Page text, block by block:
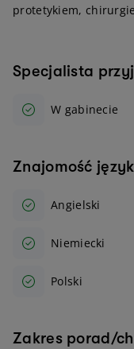
protetykiem,
Specjalista
W gabinecie
Znajomość
Angielski
Niemiecki
Polski
Zakres porad/